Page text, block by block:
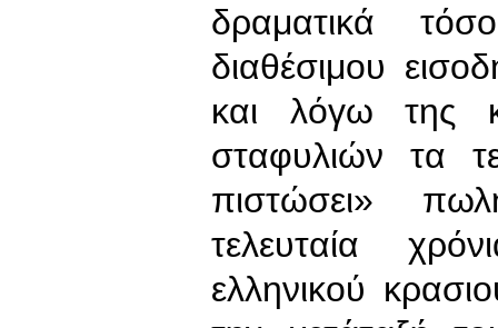
δραματικά
διαθέσιμου
και λόγω της
σταφυλιών τα
πιστώσει»
τελευταία
ελληνικού